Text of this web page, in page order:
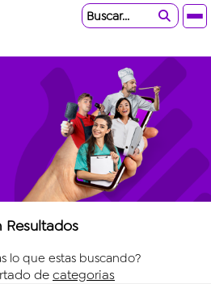
Buscar...
Resultados
lo que estas buscando?
decategorias